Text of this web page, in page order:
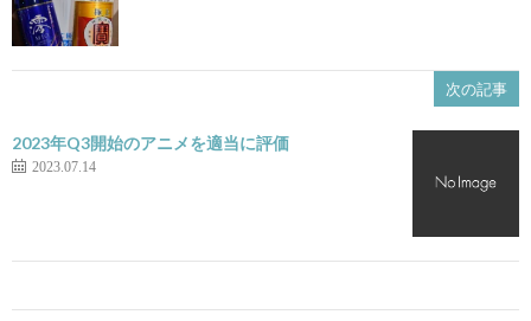
次の記事
2023年Q3開始のアニメを適当に評価
2023.07.14